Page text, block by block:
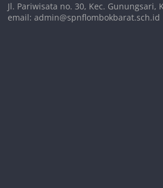
Jl. Pariwisata no. 30, Kec. Gunungsari,
email: admin@spnflombokbarat.sch.id